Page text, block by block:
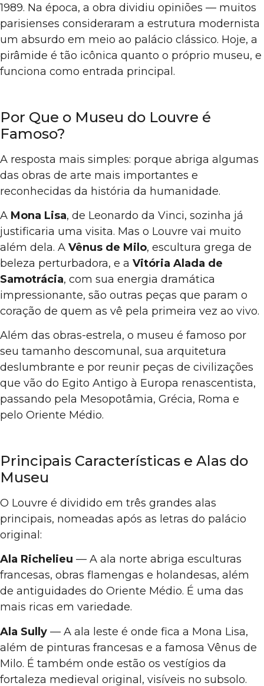
1989. Na época, a obra dividiu opiniões — muitos
parisienses consideraram a estrutura modernista
um absurdo em meio ao palácio clássico. Hoje, a
pirâmide é tão icônica quanto o próprio museu, e
funciona como entrada principal.
Por Que o Museu do Louvre é
Famoso?
A resposta mais simples: porque abriga algumas
das obras de arte mais importantes e
reconhecidas da história da humanidade.
A Mona Lisa, de Leonardo da Vinci, sozinha já
justificaria uma visita. Mas o Louvre vai muito
além dela. A Vênus de Milo, escultura grega de
beleza perturbadora, e a Vitória Alada de
Samotrácia, com sua energia dramática
impressionante, são outras peças que param o
coração de quem as vê pela primeira vez ao vivo.
Além das obras-estrela, o museu é famoso por
seu tamanho descomunal, sua arquitetura
deslumbrante e por reunir peças de civilizações
que vão do Egito Antigo à Europa renascentista,
passando pela Mesopotâmia, Grécia, Roma e
pelo Oriente Médio.
Principais Características e Alas do
Museu
O Louvre é dividido em três grandes alas
principais, nomeadas após as letras do palácio
original:
Ala Richelieu — A ala norte abriga esculturas
francesas, obras flamengas e holandesas, além
de antiguidades do Oriente Médio. É uma das
mais ricas em variedade.
Ala Sully — A ala leste é onde fica a Mona Lisa,
além de pinturas francesas e a famosa Vênus de
Milo. É também onde estão os vestígios da
fortaleza medieval original, visíveis no subsolo.